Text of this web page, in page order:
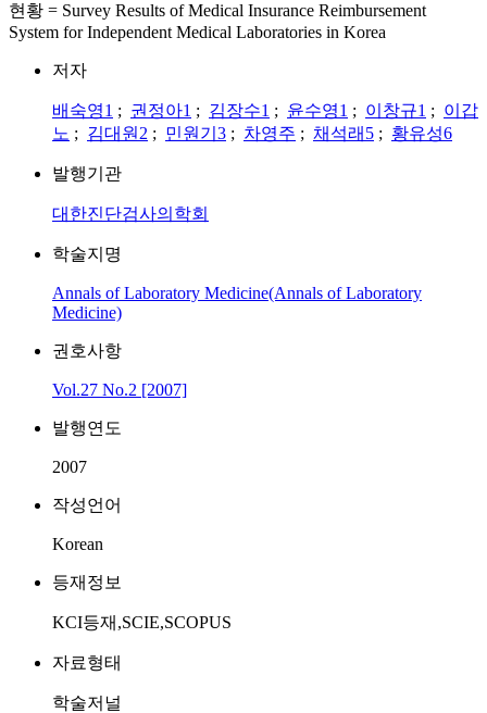
현황 = Survey Results of Medical Insurance Reimbursement
System for Independent Medical Laboratories in Korea
저자
배숙영1 ; 권정아1 ; 김장수1 ; 윤수영1 ; 이창규1 ; 이갑
노 ; 김대원2 ; 민원기3 ; 차영주 ; 채석래5 ; 황유성6
발행기관
대한진단검사의학회
학술지명
Annals of Laboratory Medicine(Annals of Laboratory
Medicine)
권호사항
Vol.27 No.2 [2007]
발행연도
2007
작성언어
Korean
등재정보
KCI등재,SCIE,SCOPUS
자료형태
학술저널